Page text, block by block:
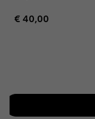
Regular price:
€ 40,00